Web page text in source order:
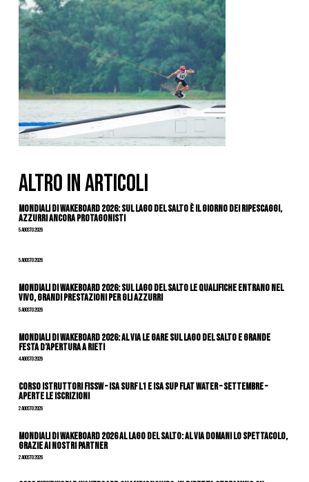
ALTRO IN ARTICOLI
Mondiali di Wakeboard 2026: sul Lago del Salto è il giorno dei ripescaggi,
azzurri ancora protagonisti
5 Agosto 2026
5 Agosto 2026
Mondiali di Wakeboard 2026: sul Lago del Salto le qualifiche entrano nel
vivo, grandi prestazioni per gli azzurri
5 Agosto 2026
Mondiali di Wakeboard 2026: al via le gare sul Lago del Salto e grande
festa d’apertura a Rieti
4 Agosto 2026
CORSO ISTRUTTORI FISSW – ISA SURF L1 e ISA SUP Flat Water – SETTEMBRE –
APERTE LE ISCRIZIONI
2 Agosto 2026
Mondiali di Wakeboard 2026 al Lago del Salto: al via domani lo spettacolo,
grazie ai nostri Partner
2 Agosto 2026